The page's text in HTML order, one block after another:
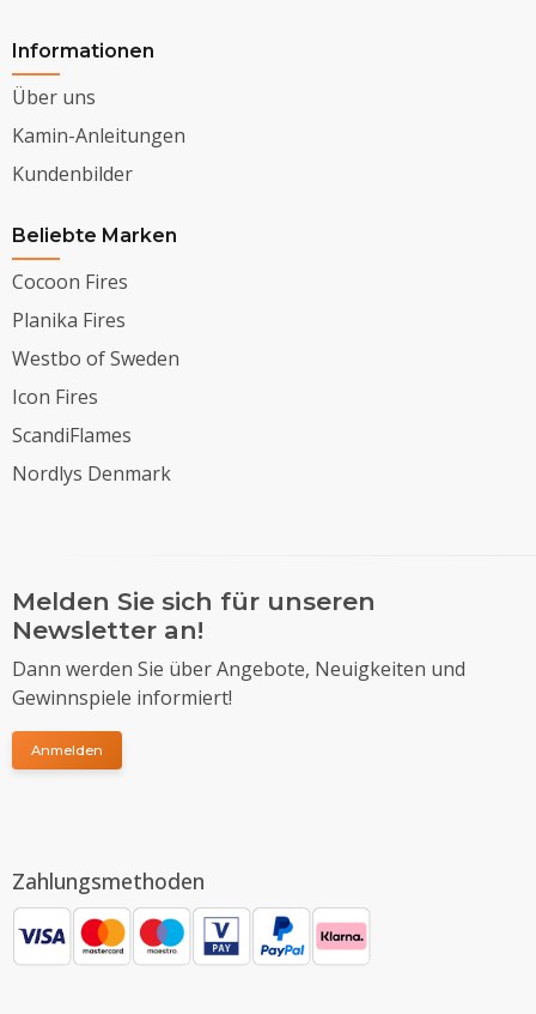
Informationen
Über uns
Kamin-Anleitungen
Kundenbilder
Beliebte Marken
Cocoon Fires
Planika Fires
Westbo of Sweden
Icon Fires
ScandiFlames
Nordlys Denmark
Melden Sie sich für unseren
Newsletter an!
Dann werden Sie über Angebote, Neuigkeiten und
Gewinnspiele informiert!
Anmelden
Zahlungsmethoden